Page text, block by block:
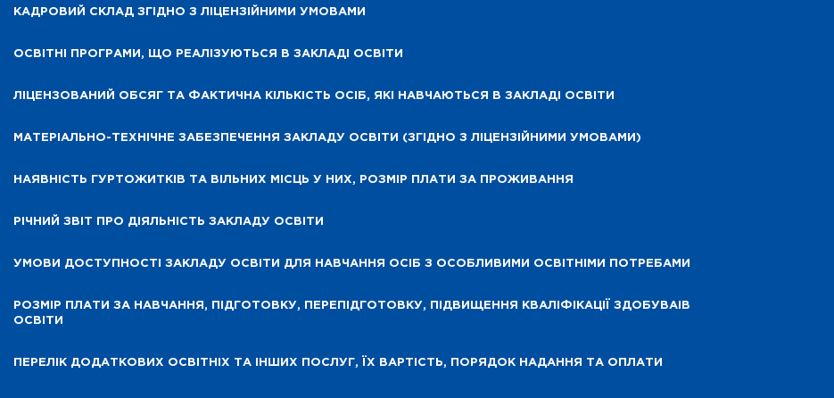
КАДРОВИЙ СКЛАД ЗГІДНО З ЛІЦЕНЗІЙНИМИ УМОВАМИ
ОСВІТНІ ПРОГРАМИ, ЩО РЕАЛІЗУЮТЬСЯ В ЗАКЛАДІ ОСВІТИ
ЛІЦЕНЗОВАНИЙ ОБСЯГ ТА ФАКТИЧНА КІЛЬКІСТЬ ОСІБ, ЯКІ НАВЧАЮТЬСЯ В ЗАКЛАДІ ОСВІТИ
МАТЕРІАЛЬНО-ТЕХНІЧНЕ ЗАБЕЗПЕЧЕННЯ ЗАКЛАДУ ОСВІТИ (ЗГІДНО З ЛІЦЕНЗІЙНИМИ УМОВАМИ)
НАЯВНІСТЬ ГУРТОЖИТКІВ ТА ВІЛЬНИХ МІСЦЬ У НИХ, РОЗМІР ПЛАТИ ЗА ПРОЖИВАННЯ
РІЧНИЙ ЗВІТ ПРО ДІЯЛЬНІСТЬ ЗАКЛАДУ ОСВІТИ
УМОВИ ДОСТУПНОСТІ ЗАКЛАДУ ОСВІТИ ДЛЯ НАВЧАННЯ ОСІБ З ОСОБЛИВИМИ ОСВІТНІМИ ПОТРЕБАМИ
РОЗМІР ПЛАТИ ЗА НАВЧАННЯ, ПІДГОТОВКУ, ПЕРЕПІДГОТОВКУ, ПІДВИЩЕННЯ КВАЛІФІКАЦІЇ ЗДОБУВАІВ
ОСВІТИ
ПЕРЕЛІК ДОДАТКОВИХ ОСВІТНІХ ТА ІНШИХ ПОСЛУГ, ЇХ ВАРТІСТЬ, ПОРЯДОК НАДАННЯ ТА ОПЛАТИ